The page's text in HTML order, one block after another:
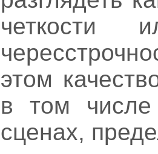
четкости
этом
в том
сценах,